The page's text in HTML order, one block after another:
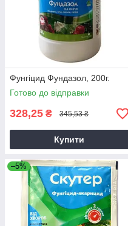
Фунгіцид Фундазол, 200г.
Готово до відправки
328,25 ₴ 345,53 ₴
Купити
–5%